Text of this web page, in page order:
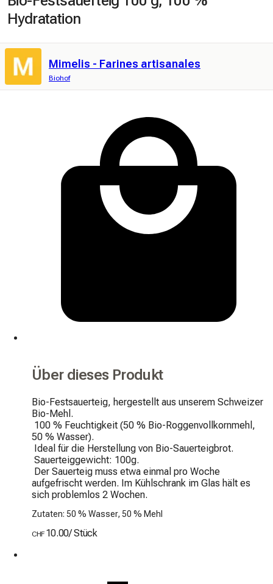
Hydratation
Mimelis - Farines artisanales
Biohof
Über dieses Produkt
Bio-Festsauerteig, hergestellt aus unserem Schweizer
Bio-Mehl.
50 % Wasser).
aufgefrischt werden. Im Kühlschrank im Glas hält es
sich problemlos 2 Wochen.
Zutaten: 50 % Wasser, 50 % Mehl
CHF 10.00/ Stück